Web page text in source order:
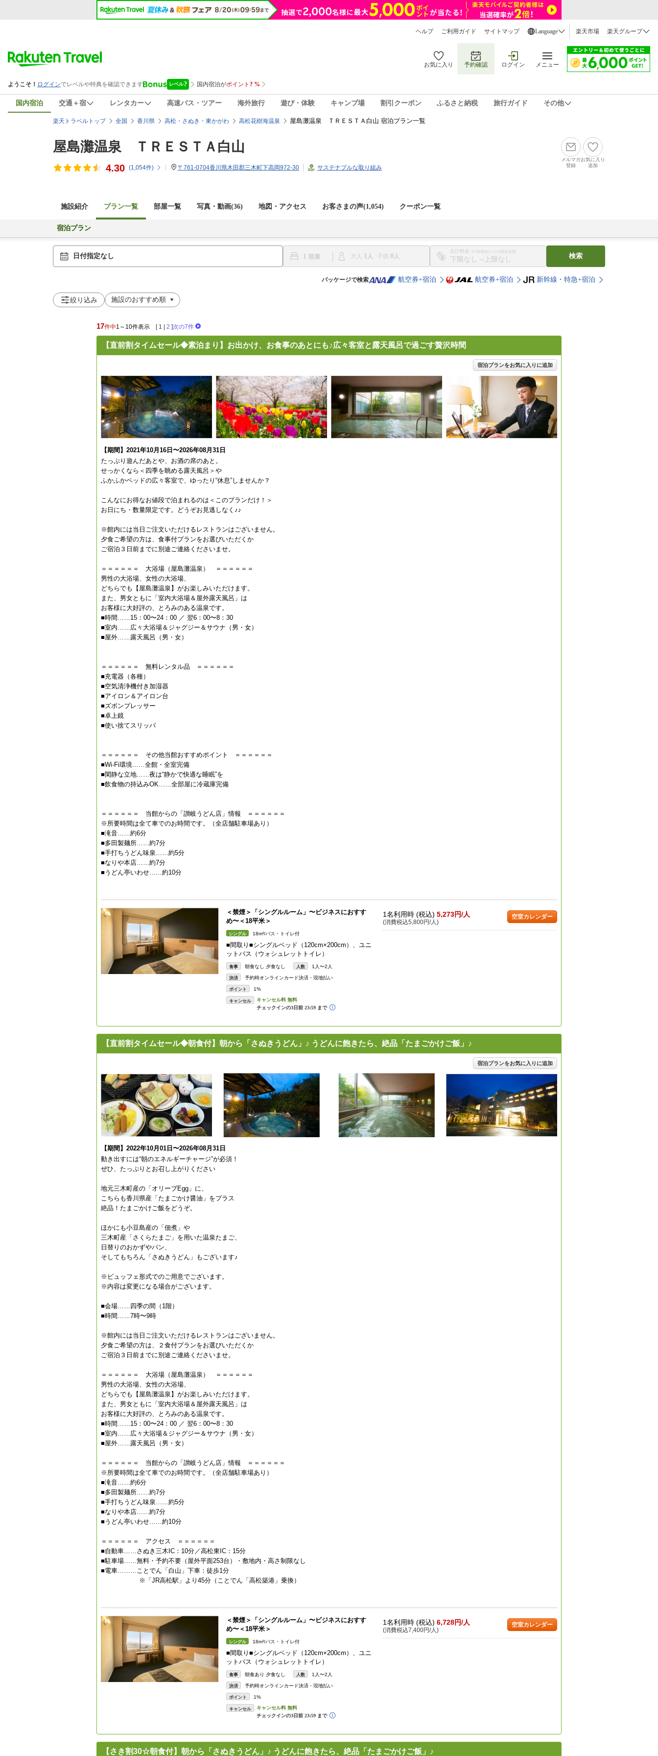
ヘルプ ご利用ガイド サイトマップ Language 楽天市場 楽天グループ
お気に入り 予約確認 ログイン メニュー
国内宿泊 交通＋宿 レンタカー 高速バス・ツアー 海外旅行 遊び・体験 キャンプ場 割引クーポン ふるさと納税 旅行ガイド その他
楽天トラベルトップ 全国 香川県 高松・さぬき・東かがわ 高松花樹海温泉 屋島灘温泉 ＴＲＥＳＴＡ白山 宿泊プラン一覧
屋島灘温泉 ＴＲＥＳＴＡ白山
4.30 (1,054件) 〒761-0704香川県木田郡三木町下高岡972-30 サステナブルな取り組み
メルマガ
登録
お気に入り
追加
施設紹介 プラン一覧 部屋一覧 写真・動画(36) 地図・アクセス お客さまの声(1,054) クーポン一覧
宿泊プラン
日付指定なし 1 大人 1 子供 0
合計料金 ※1部屋あたりの税込金額
〜
検索
パッケージで検索 航空券+宿泊 航空券+宿泊 新幹線・特急+宿泊
絞り込み
17件中1～10件表示 [ 1 2 ]次の7件
【直前割タイムセール◆素泊まり】お出かけ、お食事のあとにも♪広々客室と露天風呂で過ごす贅沢時間
宿泊プランをお気に入りに追加
【期間】2021年10月16日〜2026年08月31日
たっぷり遊んだあとや、お酒の席のあと。
せっかくなら＜四季を眺める露天風呂＞や
ふかふかベッドの広々客室で、ゆったり“休息”しませんか？
こんなにお得なお値段で泊まれるのは＜このプランだけ！＞
お日にち・数量限定です。どうぞお見逃しなく♪♪
※館内には当日ご注文いただけるレストランはございません。
夕食ご希望の方は、食事付プランをお選びいただくか
ご宿泊３日前までに別途ご連絡くださいませ。
＝＝＝＝＝＝ 大浴場（屋島灘温泉） ＝＝＝＝＝＝
男性の大浴場、女性の大浴場、
どちらでも【屋島灘温泉】がお楽しみいただけます。
また、男女ともに「室内大浴場＆屋外露天風呂」は
お客様に大好評の、とろみのある温泉です。
■時間……15：00〜24：00 ／ 翌6：00〜8：30
■室内……広々大浴場＆ジャグジー＆サウナ（男・女）
■屋外……露天風呂（男・女）
＝＝＝＝＝＝ 無料レンタル品 ＝＝＝＝＝＝
■充電器（各種）
■空気清浄機付き加湿器
■アイロン＆アイロン台
■ズボンプレッサー
■卓上鏡
■使い捨てスリッパ
＝＝＝＝＝＝ その他当館おすすめポイント ＝＝＝＝＝＝
■Wi-Fi環境……全館・全室完備
■閑静な立地……夜は“静かで快適な睡眠”を
■飲食物の持込みOK……全部屋に冷蔵庫完備
＝＝＝＝＝＝ 当館からの「讃岐うどん店」情報 ＝＝＝＝＝＝
※所要時間は全て車でのお時間です。（全店舗駐車場あり）
■滝音……約6分
■多田製麺所……約7分
■手打ちうどん味泉……約5分
■なりや本店……約7分
■うどん亭いわせ……約10分
＜禁煙＞「シングルルーム」〜ビジネスにおすす
め〜＜18平米＞
シングル 18m²/バス・トイレ付
■間取り■シングルベッド（120cm×200cm）、ユニ
ットバス（ウォシュレットトイレ）
食事 朝食なし 夕食なし 人数 1人〜2人
決済 予約時オンラインカード決済・現地払い
ポイント 1%
キャンセル
1名利用時 (税込) 5,273円/人
(消費税込5,800円/人)
空室カレンダー
【直前割タイムセール◆朝食付】朝から「さぬきうどん」♪ うどんに飽きたら、絶品「たまごかけご飯」♪
宿泊プランをお気に入りに追加
【期間】2022年10月01日〜2026年08月31日
動き出すには“朝のエネルギーチャージ”が必須！
ぜひ、たっぷりとお召し上がりください
地元三木町産の「オリーブEgg」に、
こちらも香川県産「たまごかけ醤油」をプラス
絶品！たまごかけご飯をどうぞ。
ほかにも小豆島産の「佃煮」や
三木町産「さくらたまご」を用いた温泉たまご、
日替りのおかずやパン、
そしてもちろん「さぬきうどん」もございます♪
※ビュッフェ形式でのご用意でございます。
※内容は変更になる場合がございます。
■会場……四季の間（1階）
■時間……7時〜9時
※館内には当日ご注文いただけるレストランはございません。
夕食ご希望の方は、２食付プランをお選びいただくか
ご宿泊３日前までに別途ご連絡くださいませ。
＝＝＝＝＝＝ 大浴場（屋島灘温泉） ＝＝＝＝＝＝
男性の大浴場、女性の大浴場、
どちらでも【屋島灘温泉】がお楽しみいただけます。
また、男女ともに「室内大浴場＆屋外露天風呂」は
お客様に大好評の、とろみのある温泉です。
■時間……15：00〜24：00 ／ 翌6：00〜8：30
■室内……広々大浴場＆ジャグジー＆サウナ（男・女）
■屋外……露天風呂（男・女）
＝＝＝＝＝＝ 当館からの「讃岐うどん店」情報 ＝＝＝＝＝＝
※所要時間は全て車でのお時間です。（全店舗駐車場あり）
■滝音……約6分
■多田製麺所……約7分
■手打ちうどん味泉……約5分
■なりや本店……約7分
■うどん亭いわせ……約10分
＝＝＝＝＝＝ アクセス ＝＝＝＝＝＝
■自動車……さぬき三木IC：10分／高松東IC：15分
■駐車場……無料・予約不要（屋外平面253台）・敷地内・高さ制限なし
■電車………ことでん「白山」下車：徒歩1分
※「JR高松駅」より45分（ことでん「高松築港」乗換）
＜禁煙＞「シングルルーム」〜ビジネスにおすす
め〜＜18平米＞
シングル 18m²/バス・トイレ付
■間取り■シングルベッド（120cm×200cm）、ユニ
ットバス（ウォシュレットトイレ）
食事 朝食あり 夕食なし 人数 1人〜2人
決済 予約時オンラインカード決済・現地払い
ポイント 1%
キャンセル
1名利用時 (税込) 6,728円/人
(消費税込7,400円/人)
空室カレンダー
【さき割30☆朝食付】朝から「さぬきうどん」♪ うどんに飽きたら、絶品「たまごかけご飯」♪